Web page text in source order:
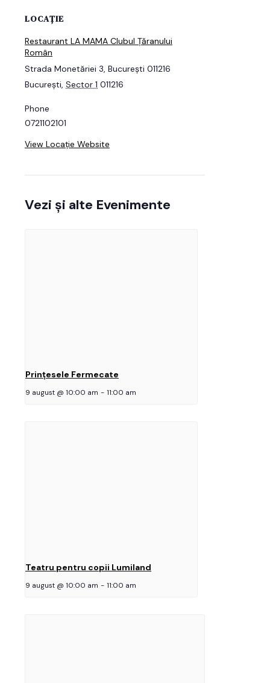
LOCAȚIE
Restaurant LA MAMA Clubul Țăranului
Român
Strada Monetăriei 3, București 011216
București, Sector 1 011216
Phone
0721102101
View Locație Website
Vezi și alte Evenimente
Prințesele Fermecate
9 august @ 10:00 am - 11:00 am
Teatru pentru copii Lumiland
9 august @ 10:00 am - 11:00 am